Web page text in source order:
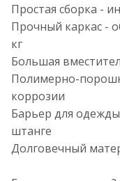
Простая сборка -
Прочный каркас -
кг
Большая
Полимерно-
коррозии
Барьер для
штанге
Долговечный